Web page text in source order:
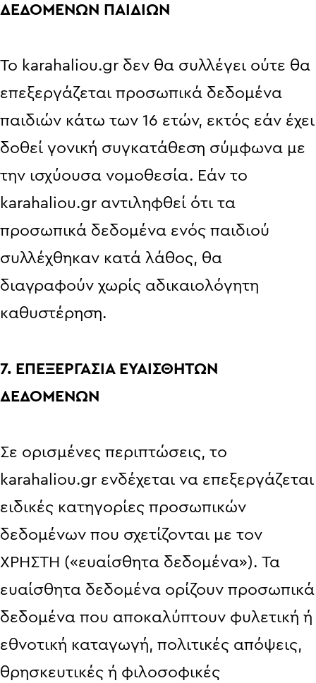
ΔΕΔΟΜΕΝΩΝ ΠΑΙΔΙΩΝ
Το karahaliou.gr δεν θα συλλέγει ούτε θα
επεξεργάζεται προσωπικά δεδομένα
παιδιών κάτω των 16 ετών, εκτός εάν έχει
δοθεί γονική συγκατάθεση σύμφωνα με
την ισχύουσα νομοθεσία. Εάν το
karahaliou.gr αντιληφθεί ότι τα
προσωπικά δεδομένα ενός παιδιού
συλλέχθηκαν κατά λάθος, θα
διαγραφούν χωρίς αδικαιολόγητη
καθυστέρηση.
7. ΕΠΕΞΕΡΓΑΣΙΑ ΕΥΑΙΣΘΗΤΩΝ
ΔΕΔΟΜΕΝΩΝ
Σε ορισμένες περιπτώσεις, το
karahaliou.gr ενδέχεται να επεξεργάζεται
ειδικές κατηγορίες προσωπικών
δεδομένων που σχετίζονται με τον
ΧΡΗΣΤΗ («ευαίσθητα δεδομένα»). Τα
ευαίσθητα δεδομένα ορίζουν προσωπικά
δεδομένα που αποκαλύπτουν φυλετική ή
εθνοτική καταγωγή, πολιτικές απόψεις,
θρησκευτικές ή φιλοσοφικές